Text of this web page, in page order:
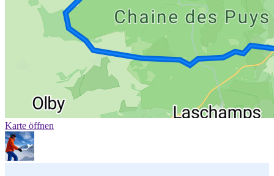
Karte öffnen